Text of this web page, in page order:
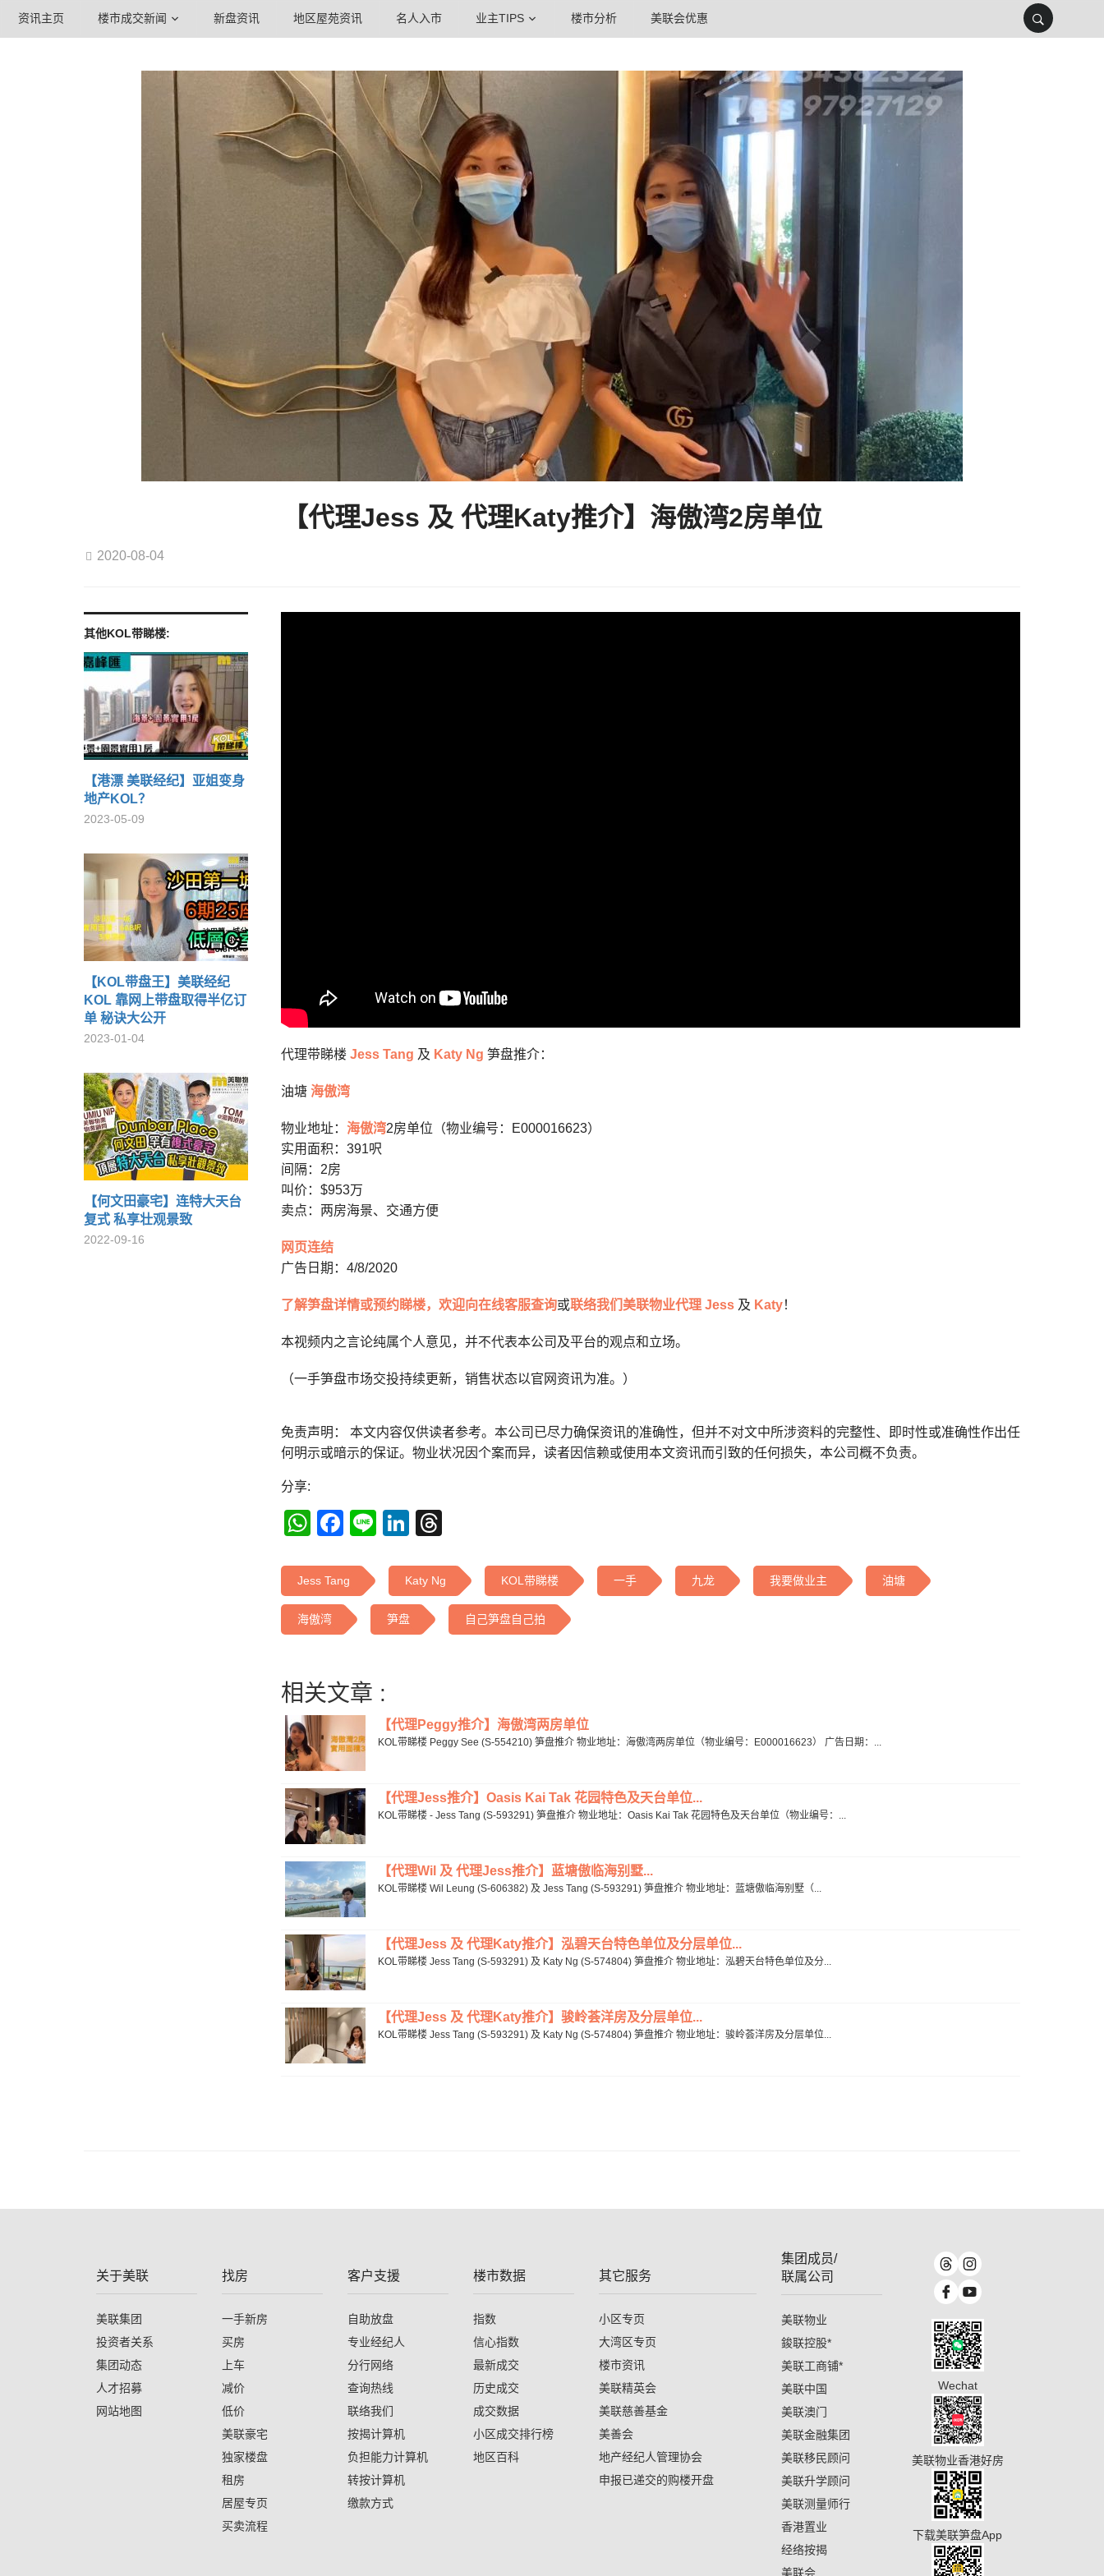
资讯主页 楼市成交新闻 新盘资讯 地区屋苑资讯 名人入市 业主TIPS 楼市分析 美联会优惠
【代理Jess 及 代理Katy推介】海傲湾2房单位
2020-08-04
其他KOL带睇楼:
【港漂 美联经纪】亚姐变身
地产KOL？
2023-05-09
【KOL带盘王】美联经纪
KOL 靠网上带盘取得半亿订
单 秘诀大公开
2023-01-04
【何文田豪宅】连特大天台
复式 私享壮观景致
2022-09-16
代理带睇楼 Jess Tang 及 Katy Ng 笋盘推介：
油塘 海傲湾
物业地址： 海傲湾2房单位（物业编号：E000016623）
实用面积：391呎
间隔：2房
叫价：$953万
卖点：两房海景、交通方便
网页连结
广告日期：4/8/2020
了解笋盘详情或预约睇楼，欢迎向在线客服查询或联络我们美联物业代理 Jess 及 Katy！
本视频内之言论纯属个人意见，并不代表本公司及平台的观点和立场。
（一手笋盘巿场交投持续更新，销售状态以官网资讯为准。）
免责声明： 本文内容仅供读者参考。本公司已尽力确保资讯的准确性，但并不对文中所涉资料的完整性、即时性或准确性作出任
何明示或暗示的保证。物业状况因个案而异，读者因信赖或使用本文资讯而引致的任何损失，本公司概不负责。
分享:
WhatsApp
Facebook
LineLinkedIn
Jess Tang Katy Ng KOL带睇楼 一手 九龙 我要做业主 油塘
海傲湾 笋盘 自己笋盘自己拍
相关文章 :
【代理Peggy推介】海傲湾两房单位
KOL带睇楼 Peggy See (S-554210) 笋盘推介 物业地址：海傲湾两房单位（物业编号：E000016623） 广告日期：...
【代理Jess推介】Oasis Kai Tak 花园特色及天台单位...
KOL带睇楼 - Jess Tang (S-593291) 笋盘推介 物业地址：Oasis Kai Tak 花园特色及天台单位（物业编号：...
【代理Wil 及 代理Jess推介】蓝塘傲临海别墅...
KOL带睇楼 Wil Leung (S-606382) 及 Jess Tang (S-593291) 笋盘推介 物业地址：蓝塘傲临海别墅（...
【代理Jess 及 代理Katy推介】泓碧天台特色单位及分层单位...
KOL带睇楼 Jess Tang (S-593291) 及 Katy Ng (S-574804) 笋盘推介 物业地址：泓碧天台特色单位及分...
【代理Jess 及 代理Katy推介】骏岭荟洋房及分层单位...
KOL带睇楼 Jess Tang (S-593291) 及 Katy Ng (S-574804) 笋盘推介 物业地址：骏岭荟洋房及分层单位...
关于美联
美联集团
投资者关系
集团动态
人才招募
网站地图
找房
一手新房
买房
上车
减价
低价
美联豪宅
独家楼盘
租房
居屋专页
买卖流程
客户支援
自助放盘
专业经纪人
分行网络
查询热线
联络我们
按揭计算机
负担能力计算机
转按计算机
缴款方式
楼市数据
指数
信心指数
最新成交
历史成交
成交数据
小区成交排行榜
地区百科
其它服务
小区专页
大湾区专页
楼市资讯
美联精英会
美联慈善基金
美善会
地产经纪人管理协会
申报已递交的购楼开盘
集团成员/
联属公司
美联物业
鋑联控股*
美联工商铺*
美联中国
美联澳门
美联金融集团
美联移民顾问
美联升学顾问
美联测量师行
香港置业
经络按揭
美联会
Wechat
美联物业香港好房
下载美联笋盘App